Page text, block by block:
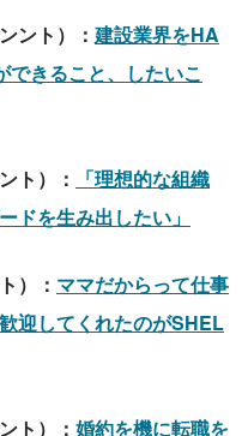
ント）： 建設業界をHA
きること、したいこ
ト）：
「理想的な組織
ドを生み出したい」
）： ママだからって仕事
迎してくれたのがSHEL
ト）： 婚約を機に転職を